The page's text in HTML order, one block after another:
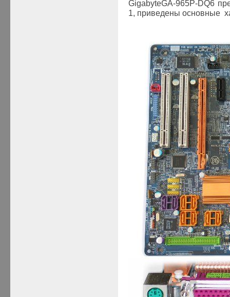
GigabyteGA-965P-DQ6
1, приведены основные